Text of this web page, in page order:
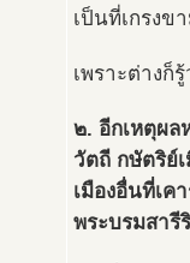
เป็นที่เกรงข
เพราะต่างก็
๒. อีกเหตุผล
วัตถี กษัตริย์
เมืองอื่นที่เค
พระบรมสา